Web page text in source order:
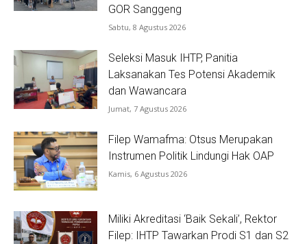
GOR Sanggeng
Sabtu, 8 Agustus 2026
Seleksi Masuk IHTP, Panitia
Laksanakan Tes Potensi Akademik
dan Wawancara
Jumat, 7 Agustus 2026
Filep Wamafma: Otsus Merupakan
Instrumen Politik Lindungi Hak OAP
Kamis, 6 Agustus 2026
Miliki Akreditasi ‘Baik Sekali’, Rektor
Filep: IHTP Tawarkan Prodi S1 dan S2